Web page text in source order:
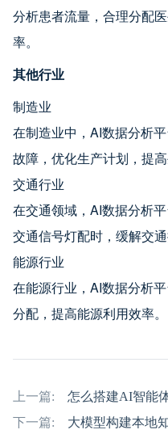
分析患者流量，合理分配
率。
其他行业
制造业
在制造业中，AI数据分析
故障，优化生产计划，提
交通行业
在交通领域，AI数据分析
交通信号灯配时，缓解交通
能源行业
在能源行业，AI数据分析
分配，提高能源利用效率。
上一篇:
怎么搭建AI智能
下一篇:
大模型构建本地